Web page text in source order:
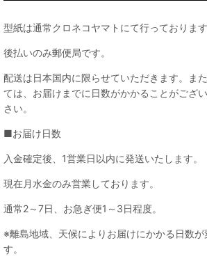
型紙は通常クロネコヤマトにて行っております
後払いのみ郵便局です。
配送は日本国内に限らせていただきます。ま
ては、お届けまでに日数がかかることがござ
さい。
■お届け日数
入金確定後、1営業日以内に発送いたします。
現在月水金のみ営業しております。
通常2～7日、お急ぎ便1～3日程度。
※離島地域、天候によりお届けにかかる日数が
す。